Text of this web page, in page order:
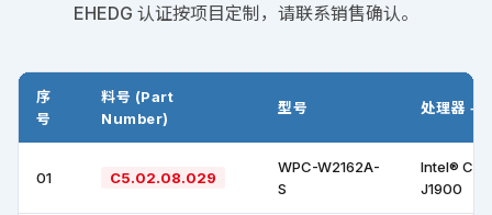
EHEDG 认证按项目定制，请联系销售确认。
序
号
料号 (Part
Number)
型号 处理器 +
01 C5.02.08.029
WPC-W2162A-
S
Intel®
J1900